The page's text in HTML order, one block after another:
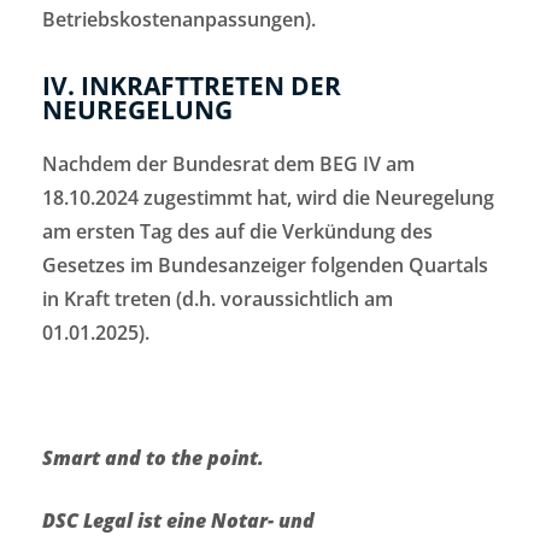
Betriebskostenanpassungen).
IV. INKRAFTTRETEN DER
NEUREGELUNG
Nachdem der Bundesrat dem BEG IV am
18.10.2024 zugestimmt hat, wird die Neuregelung
am ersten Tag des auf die Verkündung des
Gesetzes im Bundesanzeiger folgenden Quartals
in Kraft treten (d.h. voraussichtlich am
01.01.2025).
Smart and to the point.
DSC Legal ist eine Notar- und